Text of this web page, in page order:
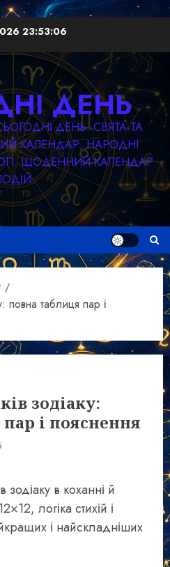
23:53:08
ДЕНЬ
ДЕНЬ: СВЯТА ТА
КАЛЕНДАР, НАРОДНІ
ЩОДЕННИЙ КАЛЕНДАР
повна таблиця пар і
зодіаку:
і пояснення
зодіаку в коханні й
логіка стихій і
і найскладніших